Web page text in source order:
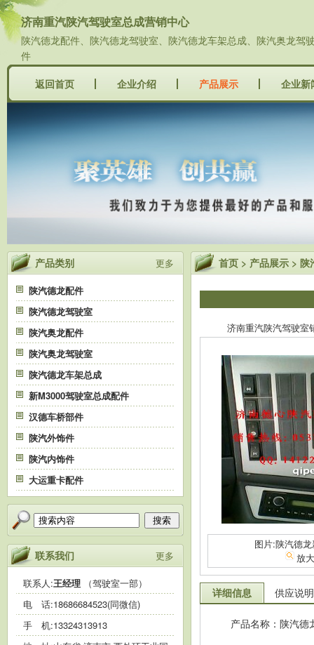
济南重汽陕汽驾驶室总成营销中心
陕汽德龙配件、陕汽德龙驾驶室、陕汽德龙车架总成、陕汽奥龙驾
件
返回首页
企业介绍 产品展示 企业新
更多
产品类别
陕汽德龙配件
陕汽德龙驾驶室
陕汽奥龙配件
陕汽奥龙驾驶室
陕汽德龙车架总成
新M3000驾驶室总成配件
汉德车桥部件
陕汽外饰件
陕汽内饰件
大运重卡配件
搜索
更多
联系我们
联系人:王经理 （驾驶室一部）
电 话:18686684523(同微信)
手 机:13324313913
首页 > 产品展示 > 陕
济南重汽陕汽驾驶室
图片:陕汽德
放
详细信息 供应说明
产品名称：陕汽德